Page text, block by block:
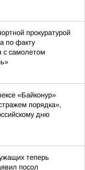
прокуратурой
по факту
с самолетом
«Байконур»
порядка»,
дню
теперь
посол